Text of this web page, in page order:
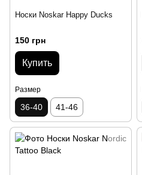
Носки Noskar Happy Ducks
150 грн
Купить
Размер
36-40 41-46